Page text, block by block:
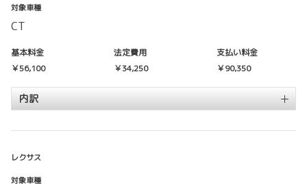
対象車種
CT
基本料金
￥56,100
法定費用
￥34,250
支払い料金
￥90,350
内訳
レクサス
対象車種